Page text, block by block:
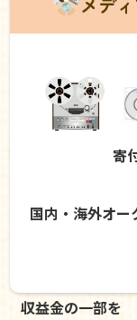
寄付して
国内・海外オー
収益金の一部を